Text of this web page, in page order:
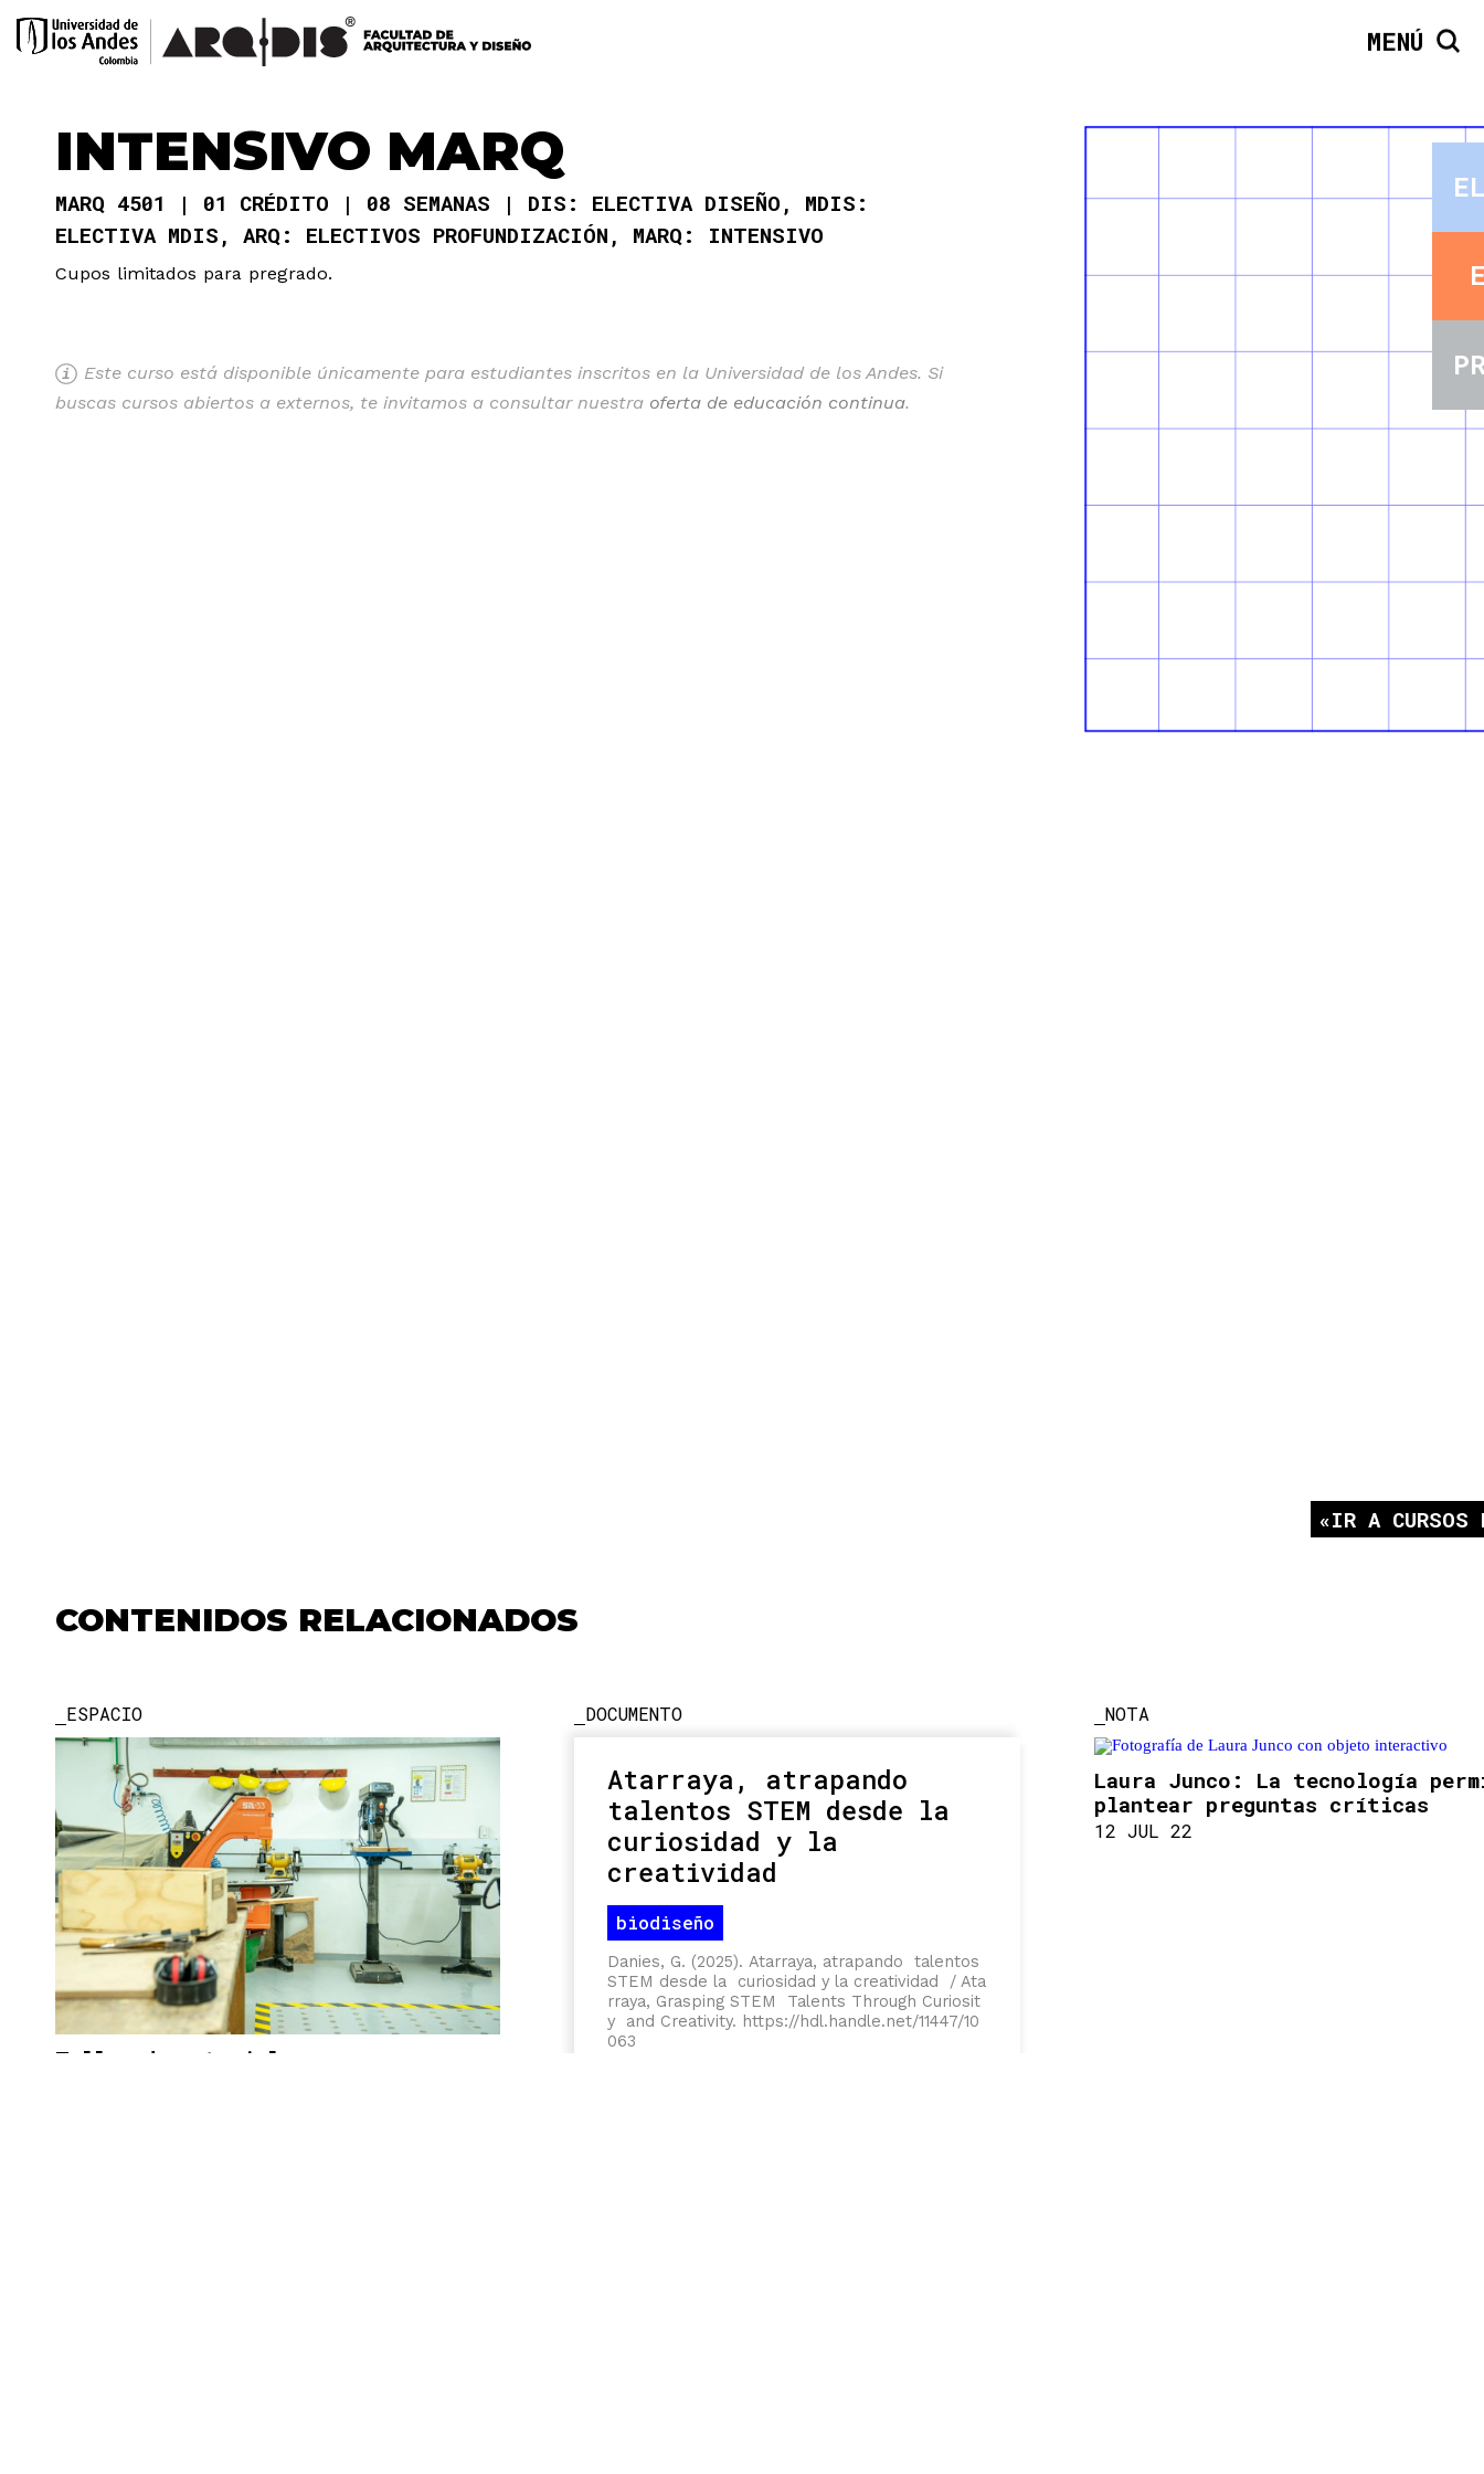
MENÚ
INTENSIVO MARQ
MARQ 4501 01 CRÉDITO 08 SEMANAS
DIS: ELECTIVA DISEÑO, MDIS:
ELECTIVA MDIS, ARQ: ELECTIVOS PROFUNDIZACIÓN, MARQ: INTENSIVO
Cupos limitados para pregrado.
Este curso está disponible únicamente para estudiantes inscritos en la Universidad de los Andes. Si
buscas cursos abiertos a externos, te invitamos a consultar nuestra oferta de educación continua.
IR A CURSOS
CONTENIDOS RELACIONADOS
ESPACIO
Taller de materiales y procesos
DOCUMENTO
Atarraya, atrapando
talentos STEM desde la
curiosidad y la
creatividad
biodiseño
Danies, G. (2025).Atarraya, atrapando talentos
STEM desde la curiosidad y la creatividad / Ata
rraya, Grasping STEM Talents Through Curiosit
y and Creativity. https://hdl.handle.net/11447/10
063
NOTA
Laura Junco: La tecnología
plantear preguntas críticas
12 JUL 22